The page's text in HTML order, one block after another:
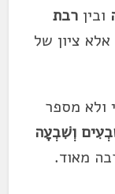
וביןרבת
אלא ציון של
ולא מספר
וְשִׁבְעָה
מאוד.